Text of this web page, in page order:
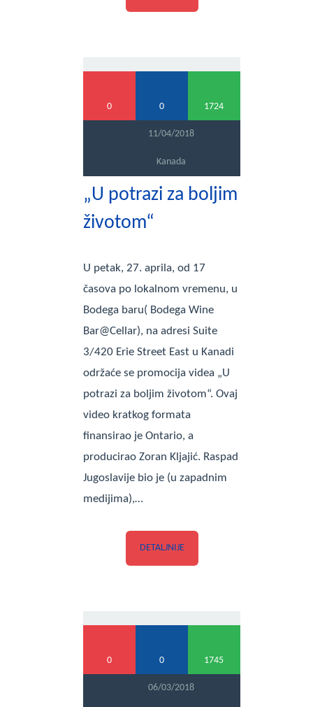
0 0 1724
11/04/2018
Kanada
„U potrazi za boljim
životom“
U petak, 27. aprila, od 17
časova po lokalnom vremenu, u
Bodega baru( Bodega Wine
Bar@Cellar), na adresi Suite
3/420 Erie Street East u Kanadi
održaće se promocija videa „U
potrazi za boljim životom“. Ovaj
video kratkog formata
finansirao je Ontario, a
producirao Zoran Kljajić. Raspad
Jugoslavije bio je (u zapadnim
medijima),…
DETALJNIJE
0 0 1745
06/03/2018